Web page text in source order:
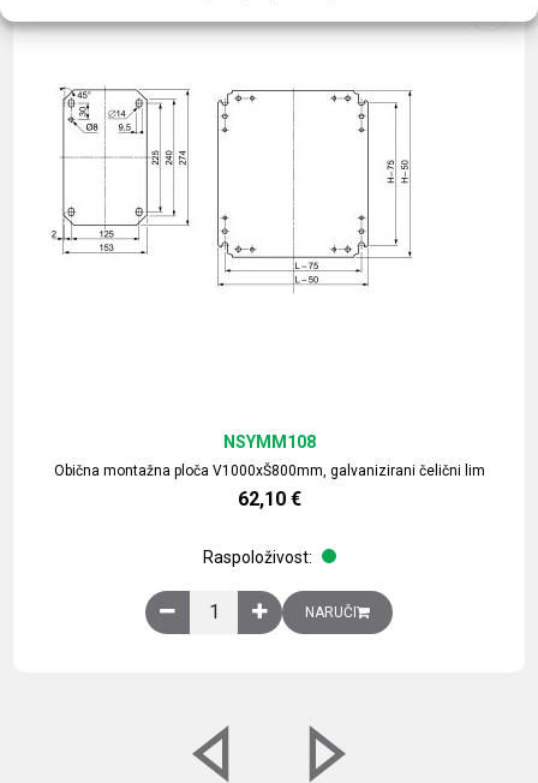
Obična montažna ploča V1000xŠ800mm, galvanizirani čelični lim
NSYMM108
62,10 €
Raspoloživost:
Obična montažna ploča V1000xŠ800mm,
NARUČI